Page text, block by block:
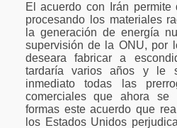
El acuerdo con Irán
procesando los materiales
la generación de energía
supervisión de la ONU, por
deseara fabricar a
tardaría varios años y le
inmediato todas las
comerciales que ahora
formas este acuerdo que
los Estados Unidos